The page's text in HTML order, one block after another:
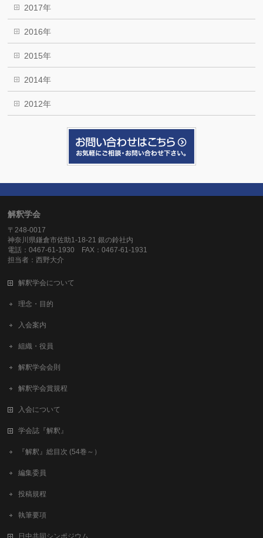
2017年
2016年
2015年
2014年
2012年
解釈学会
〒248-0017
神奈川県鎌倉市佐助1-18-21 銀の鈴社内
電話：0467-61-1930 FAX：0467-61-1931
担当者：西野大介
解釈学会について
理念・目的
入会案内
組織・役員
解釈学会会則
解釈学会賞規程
入会について
学会誌『解釈』
『解釈』総目次 (54巻～）
編集委員
投稿規程
執筆要項